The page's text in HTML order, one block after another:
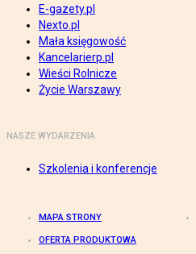
E-gazety.pl
Nexto.pl
Mała księgowość
Kancelarierp.pl
Wieści Rolnicze
Życie Warszawy
NASZE WYDARZENIA
Szkolenia i konferencje
MAPA STRONY
OFERTA PRODUKTOWA